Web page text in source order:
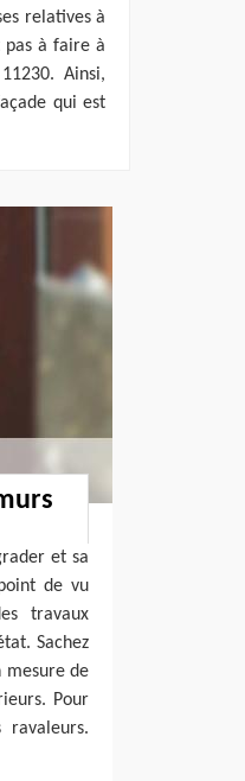
relatives à
pas à faire à
Ainsi,
qui est
et sa
de vu
travaux
Sachez
mesure de
Pour